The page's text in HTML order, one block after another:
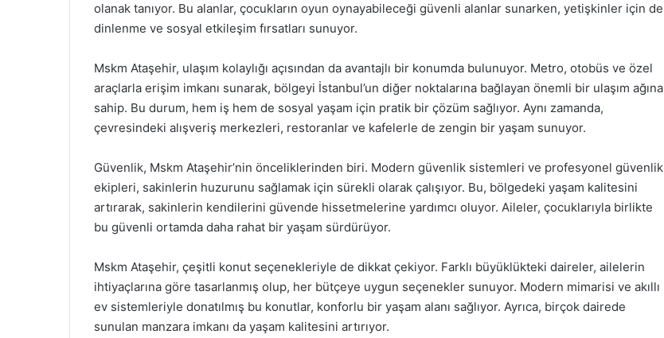
olanak tanıyor. Bu alanlar, çocukların oyun oynayabileceği güvenli alanlar sunarken, yetişkinler için de
dinlenme ve sosyal etkileşim fırsatları sunuyor.
Mskm Ataşehir, ulaşım kolaylığı açısından da avantajlı bir konumda bulunuyor. Metro, otobüs ve özel
araçlarla erişim imkanı sunarak, bölgeyi İstanbul’un diğer noktalarına bağlayan önemli bir ulaşım ağına
sahip. Bu durum, hem iş hem de sosyal yaşam için pratik bir çözüm sağlıyor. Aynı zamanda,
çevresindeki alışveriş merkezleri, restoranlar ve kafelerle de zengin bir yaşam sunuyor.
Güvenlik, Mskm Ataşehir’nin önceliklerinden biri. Modern güvenlik sistemleri ve profesyonel güvenlik
ekipleri, sakinlerin huzurunu sağlamak için sürekli olarak çalışıyor. Bu, bölgedeki yaşam kalitesini
artırarak, sakinlerin kendilerini güvende hissetmelerine yardımcı oluyor. Aileler, çocuklarıyla birlikte
bu güvenli ortamda daha rahat bir yaşam sürdürüyor.
Mskm Ataşehir, çeşitli konut seçenekleriyle de dikkat çekiyor. Farklı büyüklükteki daireler, ailelerin
ihtiyaçlarına göre tasarlanmış olup, her bütçeye uygun seçenekler sunuyor. Modern mimarisi ve akıllı
ev sistemleriyle donatılmış bu konutlar, konforlu bir yaşam alanı sağlıyor. Ayrıca, birçok dairede
sunulan manzara imkanı da yaşam kalitesini artırıyor.